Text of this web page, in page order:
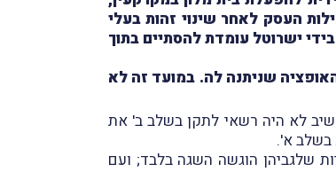
העסק לאחר שינוי זהות בעלי
ישרוטל עומדת להסתיים בתוך
שניתנה לה. במועד זה לא
לא היה רשאי לתקן בשלב ב' את
בשלב א'.
את המשיב לדון בסוגיות שלגביהן הוגשה השגה בלבד; ועם